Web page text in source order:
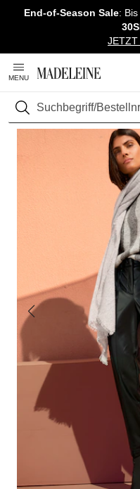
Überspringe Navigation,
End-of-Season Sale: Bis
JETZT
MENU
Suchen
Startseite Mode Hosen